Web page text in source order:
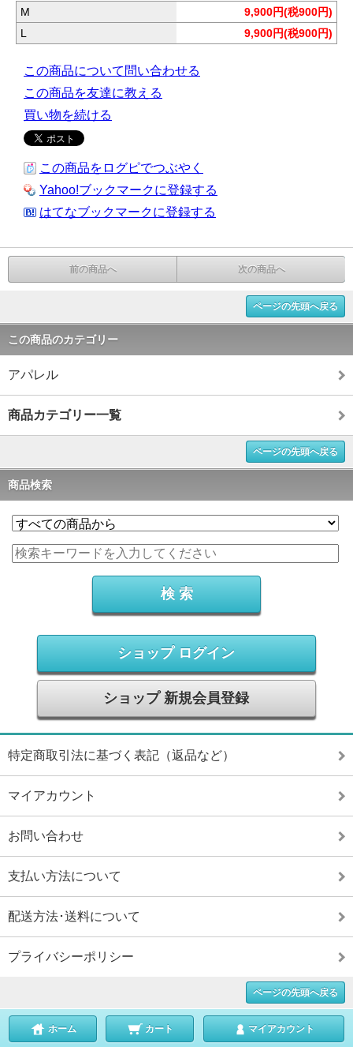
M
9,900円(税900円)
L
9,900円(税900円)
この商品について問い合わせる
この商品を友達に教える
買い物を続ける
この商品をログピでつぶやく
Yahoo!ブックマークに登録する
はてなブックマークに登録する
前の商品へ 次の商品へ
ページの先頭へ戻る
この商品のカテゴリー
アパレル
商品カテゴリー一覧
ページの先頭へ戻る
商品検索
ショップ ログイン
ショップ 新規会員登録
特定商取引法に基づく表記（返品など）
マイアカウント
お問い合わせ
支払い方法について
配送方法･送料について
プライバシーポリシー
ページの先頭へ戻る
ホーム カート マイアカウント